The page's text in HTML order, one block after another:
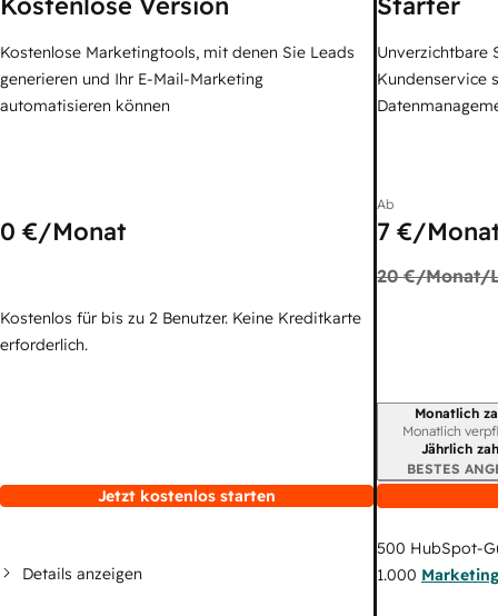
Kostenlose Marketingtools, mit denen Sie Leads
generieren und Ihr E-Mail-Marketing
automatisieren können
0 €/Monat
Kostenlos für bis zu 2 Benutzer. Keine Kreditkarte
erforderlich.
Jetzt kostenlos starten
Details anzeigen
Unverzichtbare
Kundenservice
Ab
7 €/
20 €/Monat/
Monatlich
Monatlich
Jährlich
BESTES
500 HubSpot-
1.000